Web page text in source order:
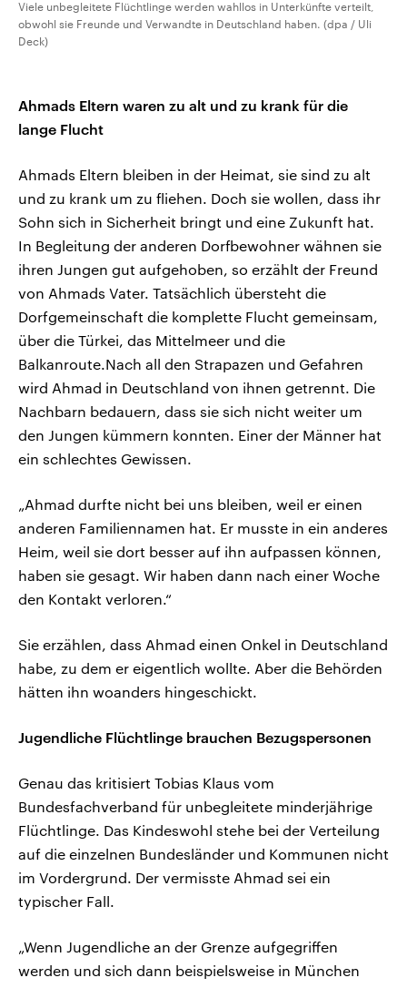
Viele unbegleitete Flüchtlinge werden wahllos in Unterkünfte verteilt,
obwohl sie Freunde und Verwandte in Deutschland haben. (dpa / Uli
Deck)
Ahmads Eltern waren zu alt und zu krank für die
lange Flucht
Ahmads Eltern bleiben in der Heimat, sie sind zu alt
und zu krank um zu fliehen. Doch sie wollen, dass ihr
Sohn sich in Sicherheit bringt und eine Zukunft hat.
In Begleitung der anderen Dorfbewohner wähnen sie
ihren Jungen gut aufgehoben, so erzählt der Freund
von Ahmads Vater. Tatsächlich übersteht die
Dorfgemeinschaft die komplette Flucht gemeinsam,
über die Türkei, das Mittelmeer und die
Balkanroute.Nach all den Strapazen und Gefahren
wird Ahmad in Deutschland von ihnen getrennt. Die
Nachbarn bedauern, dass sie sich nicht weiter um
den Jungen kümmern konnten. Einer der Männer hat
ein schlechtes Gewissen.
„Ahmad durfte nicht bei uns bleiben, weil er einen
anderen Familiennamen hat. Er musste in ein anderes
Heim, weil sie dort besser auf ihn aufpassen können,
haben sie gesagt. Wir haben dann nach einer Woche
den Kontakt verloren.“
Sie erzählen, dass Ahmad einen Onkel in Deutschland
habe, zu dem er eigentlich wollte. Aber die Behörden
hätten ihn woanders hingeschickt.
Jugendliche Flüchtlinge brauchen Bezugspersonen
Genau das kritisiert Tobias Klaus vom
Bundesfachverband für unbegleitete minderjährige
Flüchtlinge. Das Kindeswohl stehe bei der Verteilung
auf die einzelnen Bundesländer und Kommunen nicht
im Vordergrund. Der vermisste Ahmad sei ein
typischer Fall.
„Wenn Jugendliche an der Grenze aufgegriffen
werden und sich dann beispielsweise in München